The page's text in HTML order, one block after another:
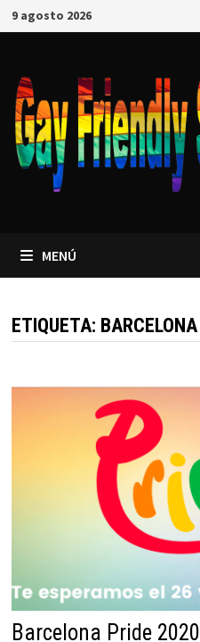
9 agosto 2026
MENÚ
ETIQUETA: BARCELONA
Barcelona Pride 2020